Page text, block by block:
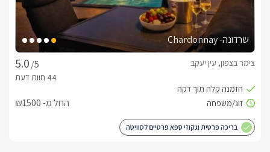
שרדונה- Chardonnay
/5
צימר בצפון, עין יעקב
החל מ- ₪1500
בריכה פרטית וגקוזי ספא פרטיים לסוויטה